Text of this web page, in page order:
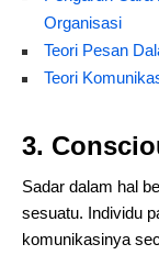
Organisasi
Teori Pesan
Teori
3.
Sadar dalam hal
sesuatu. Individu
komunikasinya